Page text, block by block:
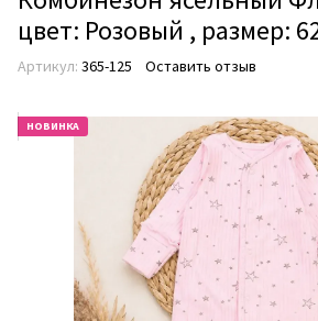
цвет: Розовый , размер:
Артикул: 365-125 Оставить отзыв
НОВИНКА